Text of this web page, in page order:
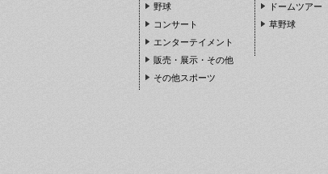
野球
コンサート
エンターテイメント
販売・展示・その他
その他スポーツ
ドームツアー
草野球